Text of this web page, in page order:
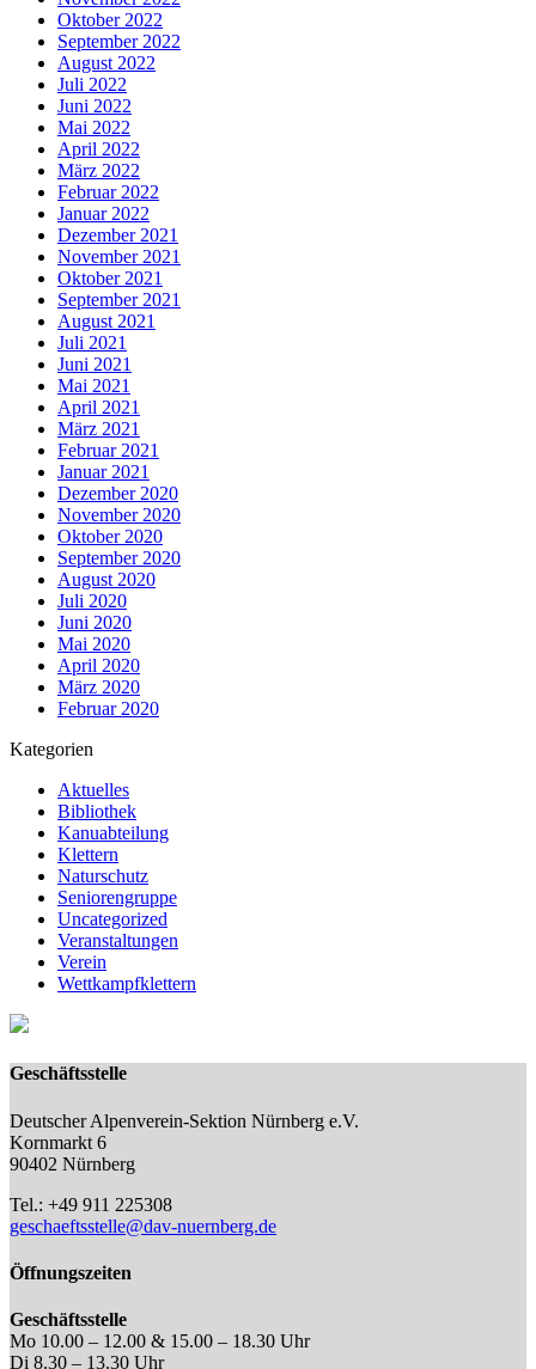
Oktober 2022
September 2022
August 2022
Juli 2022
Juni 2022
Mai 2022
April 2022
März 2022
Februar 2022
Januar 2022
Dezember 2021
November 2021
Oktober 2021
September 2021
August 2021
Juli 2021
Juni 2021
Mai 2021
April 2021
März 2021
Februar 2021
Januar 2021
Dezember 2020
November 2020
Oktober 2020
September 2020
August 2020
Juli 2020
Juni 2020
Mai 2020
April 2020
März 2020
Februar 2020
Kategorien
Aktuelles
Bibliothek
Kanuabteilung
Klettern
Naturschutz
Seniorengruppe
Uncategorized
Veranstaltungen
Verein
Wettkampfklettern
Geschäftsstelle
Deutscher Alpenverein-Sektion Nürnberg e.V.
Kornmarkt 6
90402 Nürnberg
Tel.: +49 911 225308
geschaeftsstelle@dav-nuernberg.de
Öffnungszeiten
Geschäftsstelle
Mo 10.00 – 12.00 & 15.00 – 18.30 Uhr
Di 8.30 – 13.30 Uhr